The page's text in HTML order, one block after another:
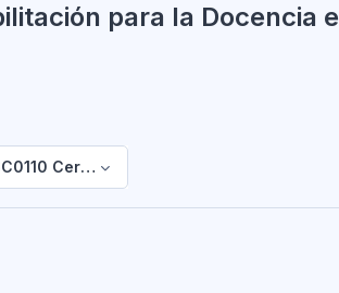
para la Docencia
Certificado de Habilitación para la